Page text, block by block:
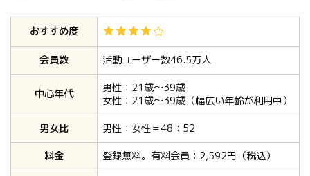
おすすめ度
会員数 活動ユーザー数46.5万人
中心年代
男性：21歳〜39歳
女性：21歳〜39歳（幅広い年齢が利用中）
男女比
男性：女性＝48：52
料金
登録無料。有料会員：2,592円（税込）